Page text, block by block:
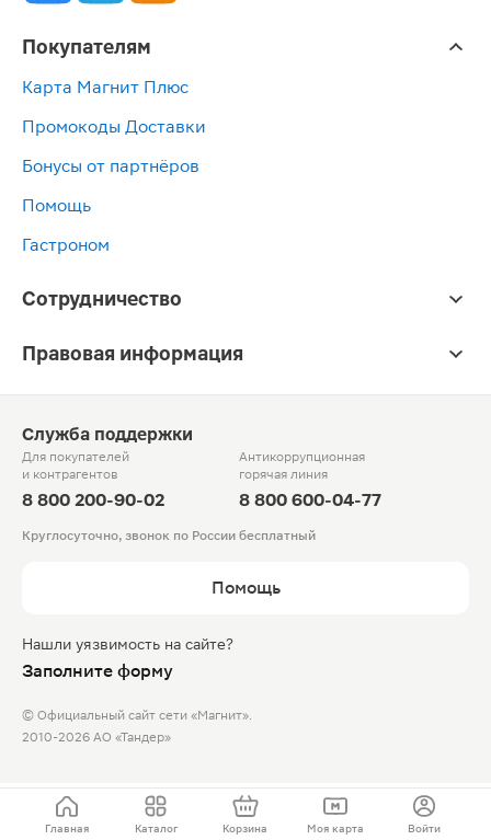
Покупателям
Карта Магнит Плюс
Промокоды Доставки
Бонусы от партнёров
Помощь
Гастроном
Сотрудничество
Правовая информация
Служба поддержки
Для покупателей
и контрагентов
8 800 200-90-02
Антикоррупционная
горячая линия
8 800 600-04-77
Круглосуточно, звонок по России бесплатный
Помощь
Нашли уязвимость на сайте?
Заполните форму
© Официальный сайт сети «Магнит».
2010-2026 АО «Тандер»
Главная Каталог Корзина Моя карта Войти